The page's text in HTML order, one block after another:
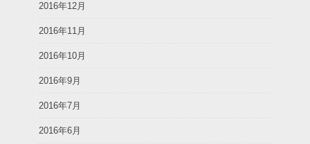
2016年12月
2016年11月
2016年10月
2016年9月
2016年7月
2016年6月